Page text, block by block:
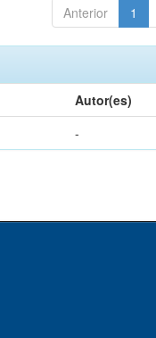
Anterior 1
Autor(es)
-